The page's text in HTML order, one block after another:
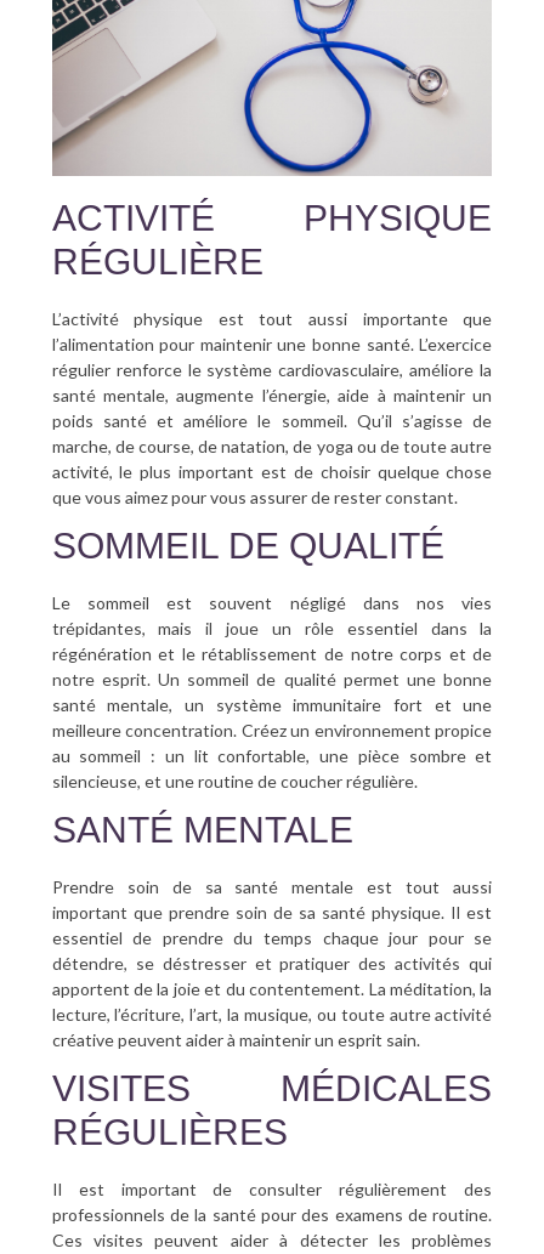
ACTIVITÉ PHYSIQUE
RÉGULIÈRE
L’activité physique est tout aussi importante que
l’alimentation pour maintenir une bonne santé. L’exercice
régulier renforce le système cardiovasculaire, améliore la
santé mentale, augmente l’énergie, aide à maintenir un
poids santé et améliore le sommeil. Qu’il s’agisse de
marche, de course, de natation, de yoga ou de toute autre
activité, le plus important est de choisir quelque chose
que vous aimez pour vous assurer de rester constant.
SOMMEIL DE QUALITÉ
Le sommeil est souvent négligé dans nos vies
trépidantes, mais il joue un rôle essentiel dans la
régénération et le rétablissement de notre corps et de
notre esprit. Un sommeil de qualité permet une bonne
santé mentale, un système immunitaire fort et une
meilleure concentration. Créez un environnement propice
au sommeil : un lit confortable, une pièce sombre et
silencieuse, et une routine de coucher régulière.
SANTÉ MENTALE
Prendre soin de sa santé mentale est tout aussi
important que prendre soin de sa santé physique. Il est
essentiel de prendre du temps chaque jour pour se
détendre, se déstresser et pratiquer des activités qui
apportent de la joie et du contentement. La méditation, la
lecture, l’écriture, l’art, la musique, ou toute autre activité
créative peuvent aider à maintenir un esprit sain.
VISITES MÉDICALES
RÉGULIÈRES
Il est important de consulter régulièrement des
professionnels de la santé pour des examens de routine.
Ces visites peuvent aider à détecter les problèmes